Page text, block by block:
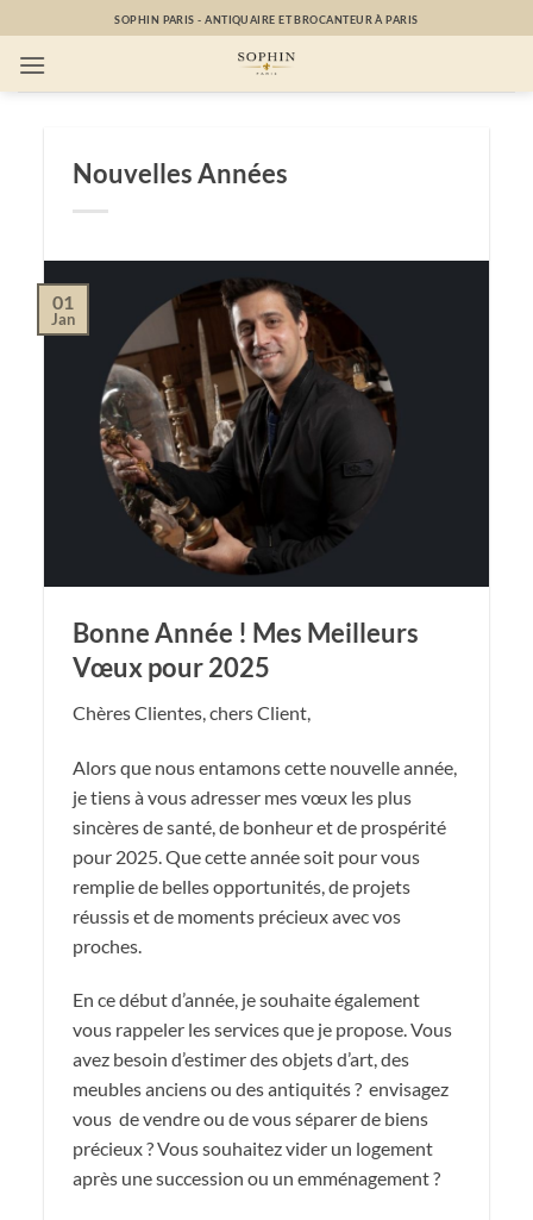
au
contenu
SOPHIN PARIS - ANTIQUAIRE ET BROCANTEUR À PARIS
Nouvelles Années
01
Jan
Bonne Année ! Mes Meilleurs
Vœux pour 2025
Chères Clientes, chers Client,
Alors que nous entamons cette nouvelle année,
je tiens à vous adresser mes vœux les plus
sincères de santé, de bonheur et de prospérité
pour 2025. Que cette année soit pour vous
remplie de belles opportunités, de projets
réussis et de moments précieux avec vos
proches.
En ce début d’année, je souhaite également
vous rappeler les services que je propose. Vous
avez besoin d’estimer des objets d’art, des
meubles anciens ou des antiquités ? envisagez
vous de vendre ou de vous séparer de biens
précieux ? Vous souhaitez vider un logement
après une succession ou un emménagement ?